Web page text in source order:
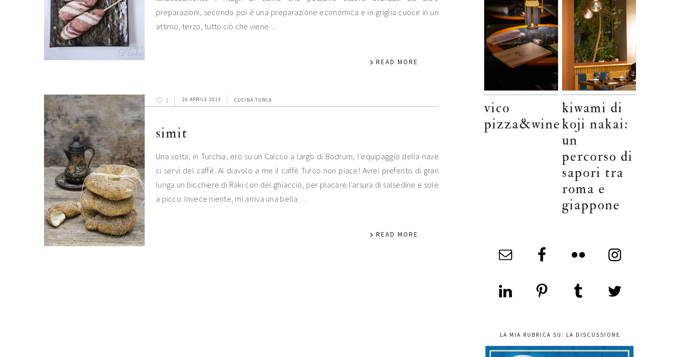
preparazioni, secondo poi è una preparazione economica e in griglia cuoce in un
attimo, terzo, tutto ciò che viene…
READ MORE
1 26 APRILE 2013 CUCINA TURCA
simit
Una volta, in Turchia, ero su un Caicco a largo di Bodrum, l’equipaggio della nave
ci servì del caffè. Al diavolo a me il caffè Turco non piace! Avrei preferito di gran
lunga un bicchiere di Raki con del ghiaccio, per placare l’arsura di salsedine e sole
a picco. Invece niente, mi arriva una bella…
READ MORE
vico
pizza&wine
kiwami di
koji nakai:
un
percorso di
sapori tra
roma e
giappone
LA MIA RUBRICA SU: LA DISCUSSIONE